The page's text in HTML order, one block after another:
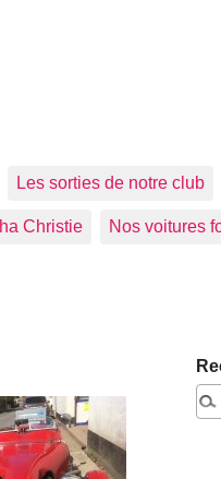
Les sorties de notre club
Christie Nos voitures